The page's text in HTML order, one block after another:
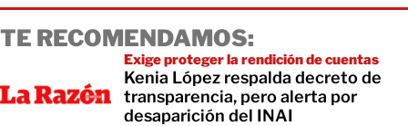
TE RECOMENDAMOS:
Exige proteger la rendición de cuentas
Kenia López respalda decreto de
transparencia, pero alerta por
desaparición del INAI